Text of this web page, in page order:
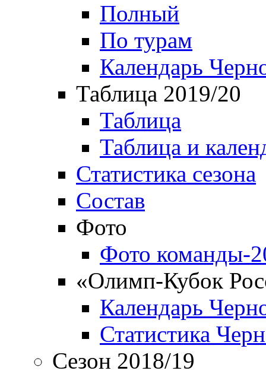
Полный
По турам
Календарь
Таблица 2019/20
Таблица
Таблица и
Статистика сезона
Состав
Фото
Фото команды-
«Олимп-Кубок
Календарь
Статистика
Сезон 2018/19